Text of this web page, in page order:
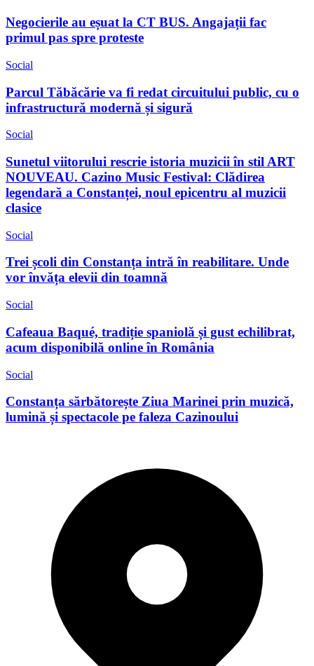
Negocierile au eșuat la CT BUS. Angajații fac
primul pas spre proteste
Social
Parcul Tăbăcărie va fi redat circuitului public, cu o
infrastructură modernă și sigură
Social
Sunetul viitorului rescrie istoria muzicii în stil ART
NOUVEAU. Cazino Music Festival: Clădirea
legendară a Constanței, noul epicentru al muzicii
clasice
Social
Trei școli din Constanța intră în reabilitare. Unde
vor învăța elevii din toamnă
Social
Cafeaua Baqué, tradiție spaniolă și gust echilibrat,
acum disponibilă online în România
Social
Constanța sărbătorește Ziua Marinei prin muzică,
lumină și spectacole pe faleza Cazinoului